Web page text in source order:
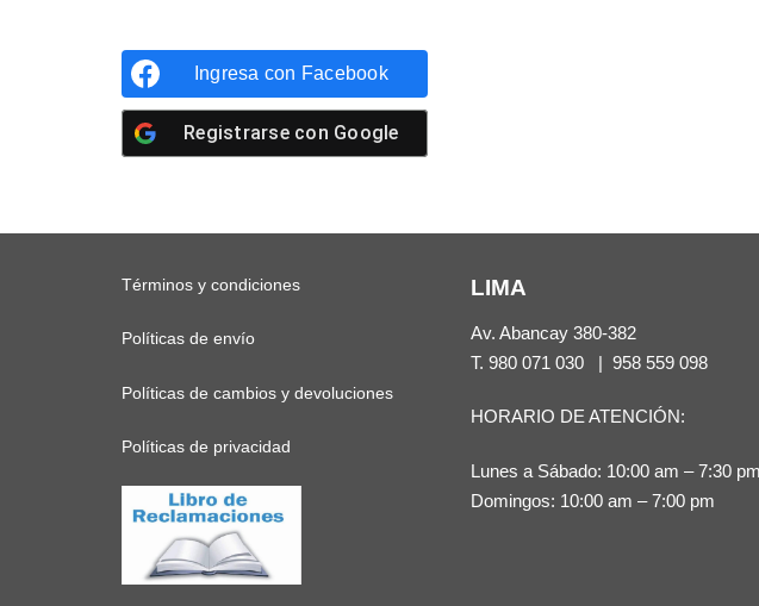
Ingresa con Facebook
Registrarse con Google
Términos y condiciones
Políticas de envío
Políticas de cambios y devoluciones
Políticas de privacidad
LIMA
Av. Abancay 380-382
T. 980 071 030| 958 559 098
HORARIO DE ATENCIÓN:
Lunes a Sábado: 10:00 am – 7:30 pm
Domingos: 10:00 am – 7:00 pm